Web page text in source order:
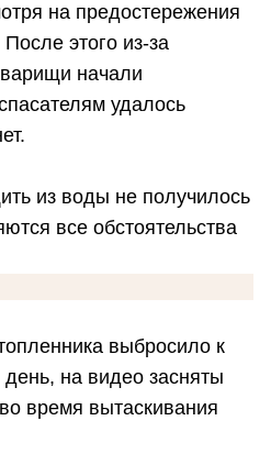
на предостережения
этого из-за
начали
удалось
из воды не получилось
все обстоятельства
выбросило к
на видео засняты
время вытаскивания